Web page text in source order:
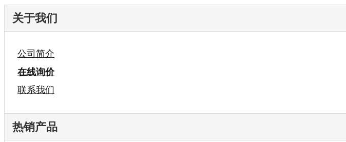
关于我们
公司简介
在线询价
联系我们
热销产品